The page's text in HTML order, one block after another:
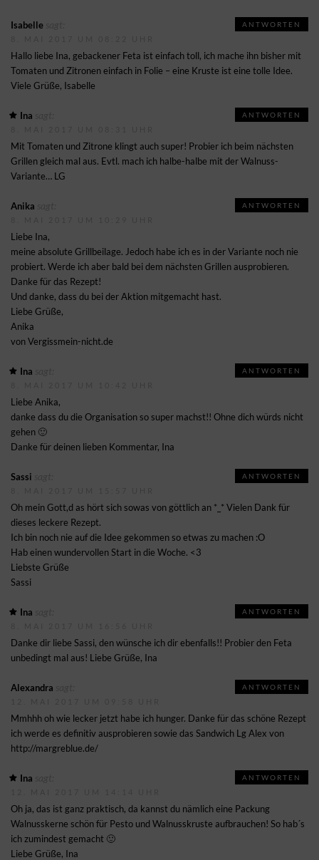
Isabelle
Hallo liebe Ina, gebackener Feta ist einfach toll, ich mache ihn bisher mit
Tomaten und Zitronen einfach in Folie – eine Kruste ist eine tolle Idee.
Viele Grüße, Isabelle
ANTWORTEN
Ina
Mit Tomaten und Zitrone klingt auch super! Probier ich beim nächsten
Grillen gleich mal aus. Evtl. mach ich halbe-halbe mit der Walnuss-
Variante… LG
ANTWORTEN
Anika
Liebe Ina,
meine absolute Grillbeilage. Jedoch habe ich es in der Variante noch nie
probiert. Werde ich aber bald bei dem nächsten Grillen ausprobieren.
Danke für das Rezept!
Und danke, dass du bei der Aktion mitgemacht hast.
Liebe Grüße,
Anika
von Vergissmein-nicht.de
ANTWORTEN
Ina
Liebe Anika,
danke dass du die Organisation so super machst!! Ohne dich würds nicht
gehen 🙂
Danke für deinen lieben Kommentar, Ina
ANTWORTEN
Sassi
Oh mein Gott,d as hört sich sowas von göttlich an *_* Vielen Dank für
dieses leckere Rezept.
Ich bin noch nie auf die Idee gekommen so etwas zu machen :O
Hab einen wundervollen Start in die Woche. <3
Liebste Grüße
Sassi
ANTWORTEN
Ina
Danke dir liebe Sassi, den wünsche ich dir ebenfalls!! Probier den Feta
unbedingt mal aus! Liebe Grüße, Ina
ANTWORTEN
Alexandra
Mmhhh oh wie lecker jetzt habe ich hunger. Danke für das schöne Rezept
ich werde es definitiv ausprobieren sowie das Sandwich Lg Alex von
http://margreblue.de/
ANTWORTEN
Ina
Oh ja, das ist ganz praktisch, da kannst du nämlich eine Packung
Walnusskerne schön für Pesto und Walnusskruste aufbrauchen! So hab´s
ich zumindest gemacht 🙂
Liebe Grüße, Ina
ANTWORTEN